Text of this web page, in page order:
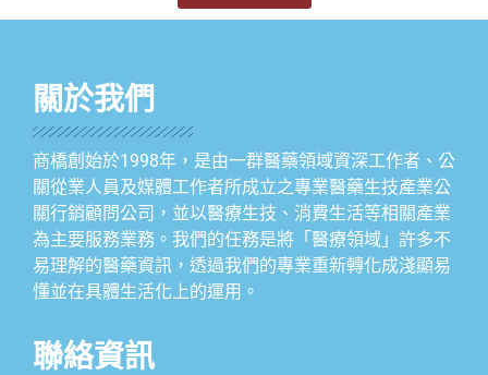
關於我們
商橋創始於1998年，是由一群醫藥領域資深工作者、公
關從業人員及媒體工作者所成立之專業醫藥生技產業公
關行銷顧問公司，並以醫療生技、消費生活等相關產業
為主要服務業務。我們的任務是將「醫療領域」許多不
易理解的醫藥資訊，透過我們的專業重新轉化成淺顯易
懂並在具體生活化上的運用。
聯絡資訊